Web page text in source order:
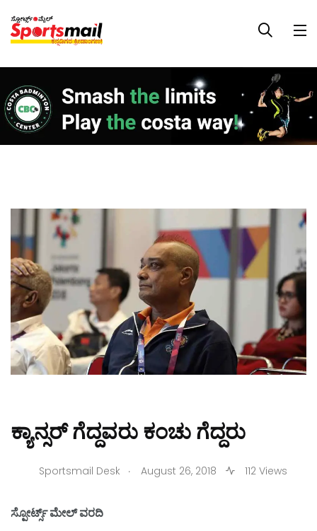
ಕ್ಯಾನ್ಸರ್ ಗೆದ್ದವರು ಕಂಚು ಗೆದ್ದರು
Sportsmail Desk . August 26, 2018 112 Views
ಸ್ಪೋರ್ಟ್ಸ್ ಮೇಲ್ ವರದಿ